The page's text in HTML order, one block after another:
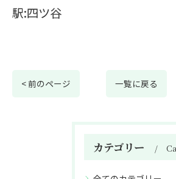
駅:四ツ谷
< 前のページ 一覧に戻る
カテゴリー